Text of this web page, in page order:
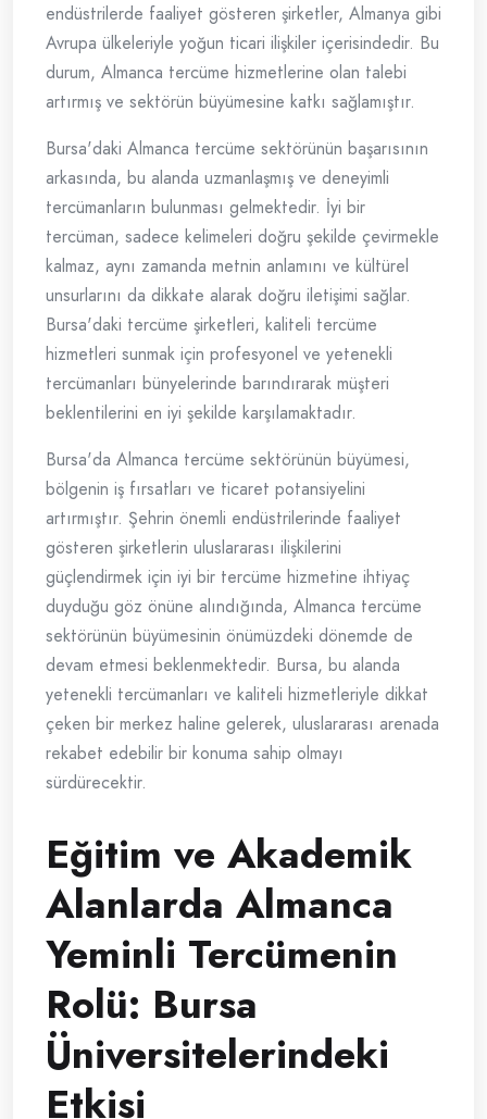
endüstrilerde faaliyet gösteren şirketler, Almanya gibi
Avrupa ülkeleriyle yoğun ticari ilişkiler içerisindedir. Bu
durum, Almanca tercüme hizmetlerine olan talebi
artırmış ve sektörün büyümesine katkı sağlamıştır.
Bursa'daki Almanca tercüme sektörünün başarısının
arkasında, bu alanda uzmanlaşmış ve deneyimli
tercümanların bulunması gelmektedir. İyi bir
tercüman, sadece kelimeleri doğru şekilde çevirmekle
kalmaz, aynı zamanda metnin anlamını ve kültürel
unsurlarını da dikkate alarak doğru iletişimi sağlar.
Bursa'daki tercüme şirketleri, kaliteli tercüme
hizmetleri sunmak için profesyonel ve yetenekli
tercümanları bünyelerinde barındırarak müşteri
beklentilerini en iyi şekilde karşılamaktadır.
Bursa'da Almanca tercüme sektörünün büyümesi,
bölgenin iş fırsatları ve ticaret potansiyelini
artırmıştır. Şehrin önemli endüstrilerinde faaliyet
gösteren şirketlerin uluslararası ilişkilerini
güçlendirmek için iyi bir tercüme hizmetine ihtiyaç
duyduğu göz önüne alındığında, Almanca tercüme
sektörünün büyümesinin önümüzdeki dönemde de
devam etmesi beklenmektedir. Bursa, bu alanda
yetenekli tercümanları ve kaliteli hizmetleriyle dikkat
çeken bir merkez haline gelerek, uluslararası arenada
rekabet edebilir bir konuma sahip olmayı
sürdürecektir.
Eğitim ve Akademik
Alanlarda Almanca
Yeminli Tercümenin
Rolü: Bursa
Üniversitelerindeki
Etkisi